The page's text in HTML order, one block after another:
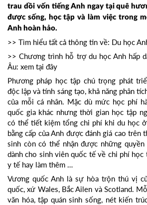
trau dồi vốn tiếng Anh ngay tại quê
được sống, học tập và làm việc trong
Anh hoàn hảo.
>> Tìm hiểu tất cả thông tin về: Du học
>> Chương trình hỗ trợ du học Anh hấp
Âu: xem tại đây
Phương pháp học tập chú trọng phát
độc lập và tính sáng tạo, khả năng phân
của mỗi cá nhân. Mặc dù mức học phí
quốc gia khác nhưng thời gian học tập
có thể tiết kiệm tổng chi phí khi du học ở
bằng cấp của Anh được đánh giá cao trên
sinh còn có thể nhận được những
dành cho sinh viên quốc tế về chi phí học
y tế hay làm thêm …
Vương quốc Anh là sự hòa trộn thú vị
quốc, xứ Wales, Bắc Ailen và Scotland.
văn hóa, tập quán sinh sống, nét kiến